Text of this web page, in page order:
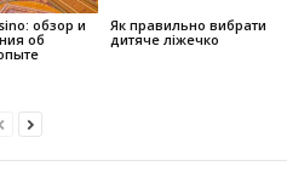
обзор и
об
Як правильно вибрати
дитяче ліжечко